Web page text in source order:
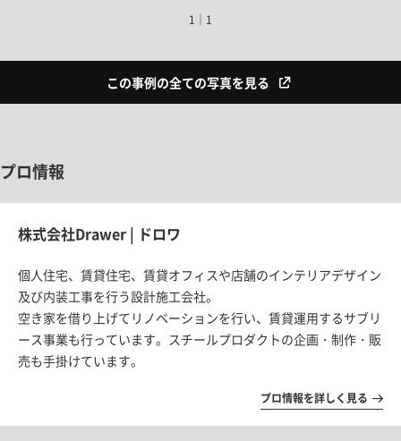
1｜1
この事例の全ての写真を見る
プロ情報
株式会社Drawer | ドロワ
個人住宅、賃貸住宅、賃貸オフィスや店舗のインテリアデザイン
及び内装工事を行う設計施工会社。
空き家を借り上げてリノベーションを行い、賃貸運用するサブリ
ース事業も行っています。スチールプロダクトの企画・制作・販
売も手掛けています。
プロ情報を詳しく見る